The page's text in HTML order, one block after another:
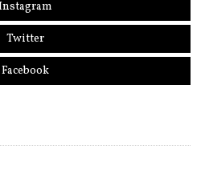
Twitter
Facebook